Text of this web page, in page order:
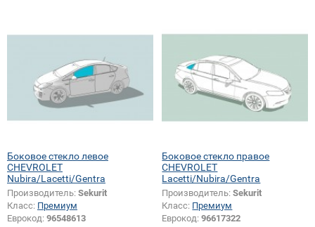
Боковое стекло левое
CHEVROLET
Nubira/Lacetti/Gentra
Производитель: Sekurit
Класс: Премиум
Еврокод: 96548613
Боковое стекло правое
CHEVROLET
Lacetti/Nubira/Gentra
Производитель:Sekurit
Класс: Премиум
Еврокод:96617322